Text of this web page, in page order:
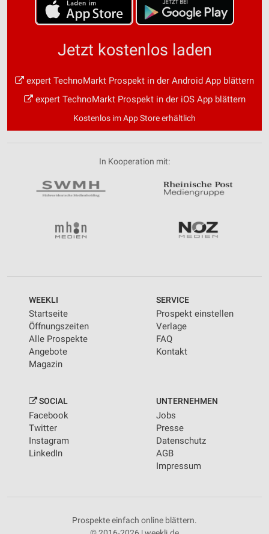
Jetzt kostenlos laden
expert TechnoMarkt Prospekt in der Android App blättern
expert TechnoMarkt Prospekt in der iOS App blättern
Kostenlos im App Store erhältlich
In Kooperation mit:
WEEKLI
Startseite
Öffnungszeiten
Alle Prospekte
Angebote
Magazin
SERVICE
Prospekt einstellen
Verlage
FAQ
Kontakt
SOCIAL
Facebook
Twitter
Instagram
LinkedIn
UNTERNEHMEN
Jobs
Presse
Datenschutz
AGB
Impressum
Prospekte einfach online blättern.